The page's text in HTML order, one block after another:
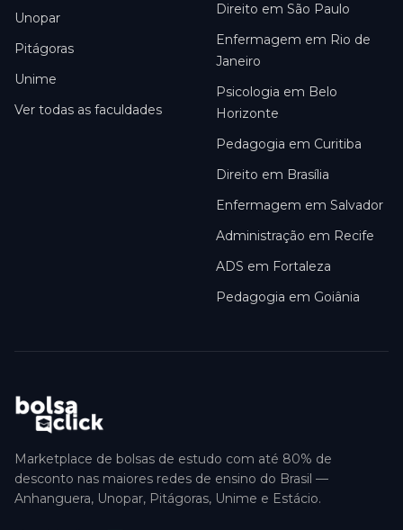
Unopar
Pitágoras
Unime
Ver todas as faculdades
Direito em São Paulo
Enfermagem em Rio de
Janeiro
Psicologia em Belo
Horizonte
Pedagogia em Curitiba
Direito em Brasília
Enfermagem em Salvador
Administração em Recife
ADS em Fortaleza
Pedagogia em Goiânia
Marketplace de bolsas de estudo com até 80% de
desconto nas maiores redes de ensino do Brasil —
Anhanguera, Unopar, Pitágoras, Unime e Estácio.